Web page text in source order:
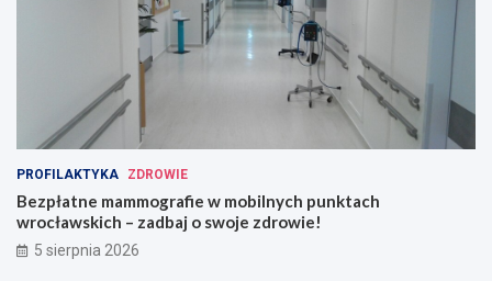
PROFILAKTYKA ZDROWIE
Bezpłatne mammografie w mobilnych punktach
wrocławskich – zadbaj o swoje zdrowie!
5 sierpnia 2026